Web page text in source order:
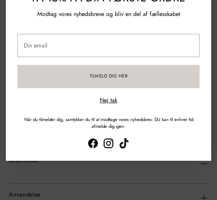
Modtag vores nyhedsbreve og bliv en del af fællesskabet
email
TILMELD DIG HER
Nej tak
Når du tilmelder dig, samtykker du til at modtage vores nyhedsbrev. DU kan til enhver tid
afmelde dig igen.
100% Genanvendt plastik
Gratis fragt over 500 kr.
Sikker betaling med kort & mobilepay
DEL
din
indkøbskurv
Beskrivelse
Anvendelse